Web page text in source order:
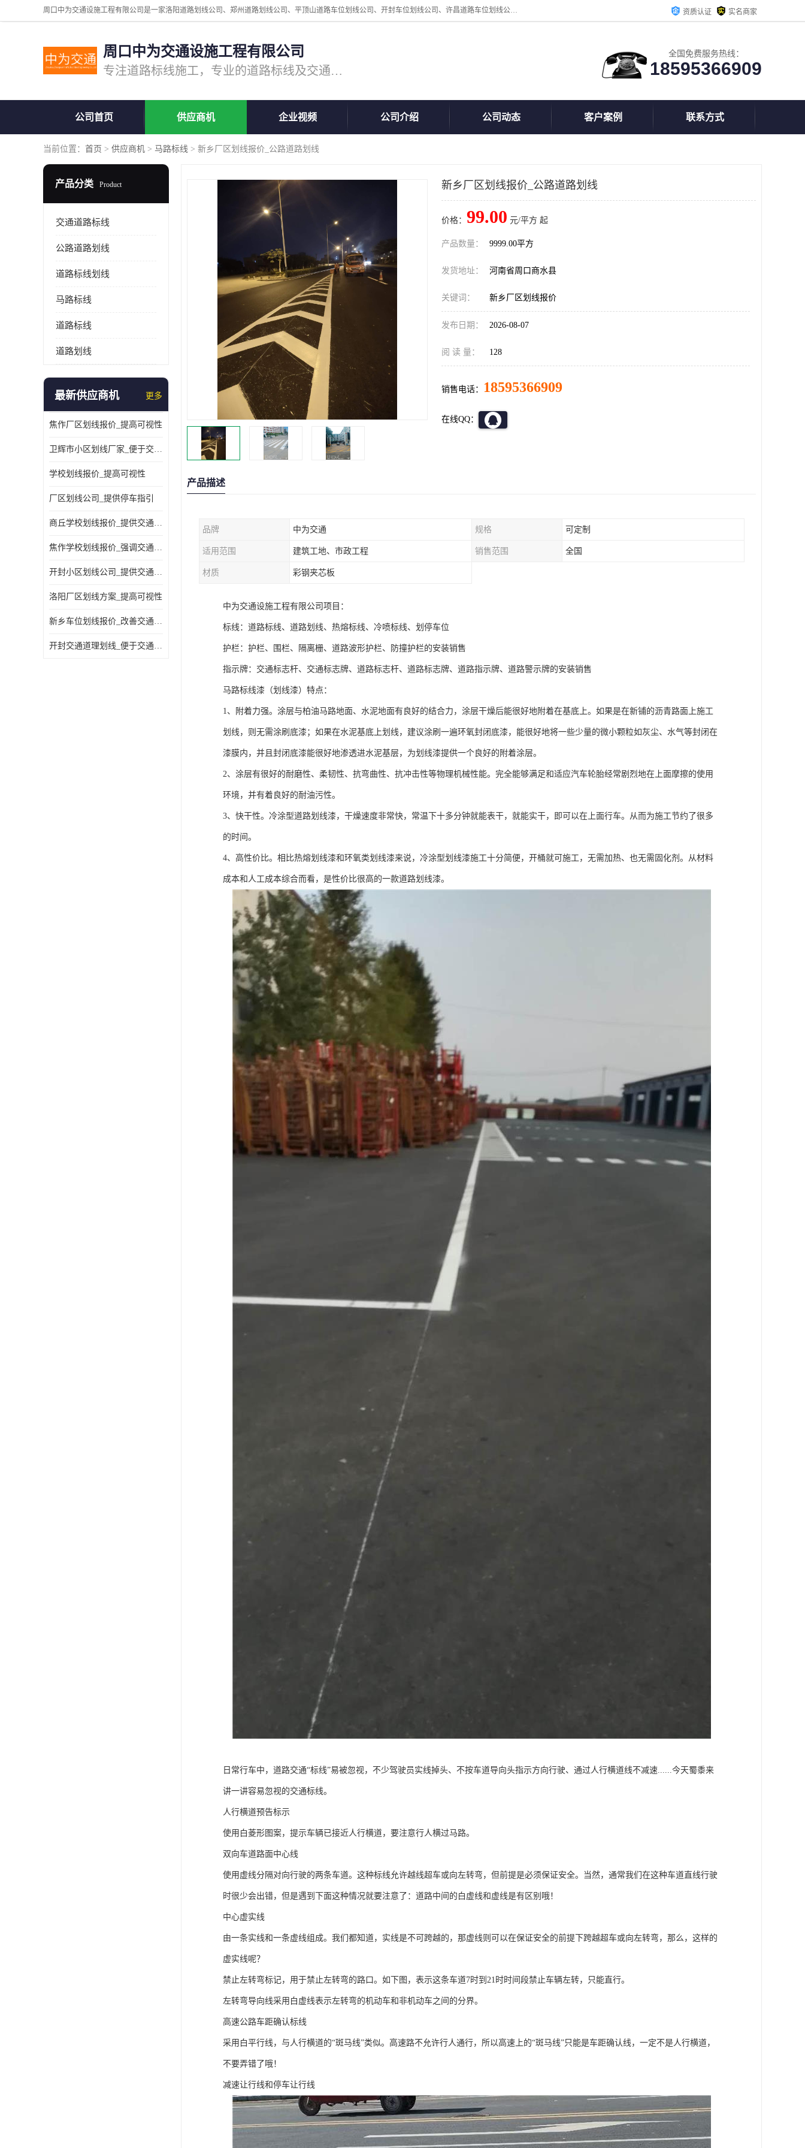
周口中为交通设施工程有限公司是一家洛阳道路划线公司、郑州道路划线公司、平顶山道路车位划线公司、开封车位划线公司、许昌道路车位划线公司、漯河道路车位划线公司，公司始终坚持“诚信、匠心、专注”的宗旨；我们的经营理念是：的服务。 资质认证 实名商家
周口中为交通设施工程有限公司
专注道路标线施工，专业的道路标线及交通设施施工服务商!
全国免费服务热线：
18595366909
公司首页 供应商机 企业视频 公司介绍 公司动态 客户案例 联系方式
当前位置： 首页 > 供应商机 > 马路标线 > 新乡厂区划线报价_公路道路划线
产品分类 Product
交通道路标线
公路道路划线
道路标线划线
马路标线
道路标线
道路划线
最新供应商机 更多
焦作厂区划线报价_提高可视性
卫辉市小区划线厂家_便于交通管理
学校划线报价_提高可视性
厂区划线公司_提供停车指引
商丘学校划线报价_提供交通信息
焦作学校划线报价_强调交通规则
开封小区划线公司_提供交通信息
洛阳厂区划线方案_提高可视性
新乡车位划线报价_改善交通效率
开封交通道理划线_便于交通管理
新乡厂区划线报价_公路道路划线
价格： 99.00 元/平方 起
产品数量： 9999.00平方
发货地址： 河南省周口商水县
关键词： 新乡厂区划线报价
发布日期： 2026-08-07
阅 读 量： 128
销售电话： 18595366909
在线QQ：
产品描述
品牌 中为交通 规格 可定制
适用范围 建筑工地、市政工程 销售范围 全国
材质 彩钢夹芯板
中为交通设施工程有限公司项目：
标线：道路标线、道路划线、热熔标线、冷喷标线、划停车位
护栏：护栏、围栏、隔离栅、道路波形护栏、防撞护栏的安装销售
指示牌：交通标志杆、交通标志牌、道路标志杆、道路标志牌、道路指示牌、道路警示牌的安装销售
马路标线漆（划线漆）特点：
1、附着力强。涂层与柏油马路地面、水泥地面有良好的结合力，涂层干燥后能很好地附着在基底上。如果是在新铺的沥青路面上施工
划线，则无需涂刷底漆；如果在水泥基底上划线，建议涂刷一遍环氧封闭底漆，能很好地将一些少量的微小颗粒如灰尘、水气等封闭在
漆膜内，并且封闭底漆能很好地渗透进水泥基层，为划线漆提供一个良好的附着涂层。
2、涂层有很好的耐磨性、柔韧性、抗弯曲性、抗冲击性等物理机械性能。完全能够满足和适应汽车轮胎经常剧烈地在上面摩擦的使用
环境，并有着良好的耐油污性。
3、快干性。冷涂型道路划线漆，干燥速度非常快，常温下十多分钟就能表干，就能实干，即可以在上面行车。从而为施工节约了很多
的时间。
4、高性价比。相比热熔划线漆和环氧类划线漆来说，冷涂型划线漆施工十分简便，开桶就可施工，无需加热、也无需固化剂。从材料
成本和人工成本综合而看，是性价比很高的一款道路划线漆。
日常行车中，道路交通“标线”易被忽视，不少驾驶员实线掉头、不按车道导向头指示方向行驶、通过人行横道线不减速......今天蜀黍来
讲一讲容易忽视的交通标线。
人行横道预告标示
使用白菱形图案，提示车辆已接近人行横道，要注意行人横过马路。
双向车道路面中心线
使用虚线分隔对向行驶的两条车道。这种标线允许越线超车或向左转弯，但前提是必须保证安全。当然，通常我们在这种车道直线行驶
时很少会出错，但是遇到下面这种情况就要注意了：道路中间的白虚线和虚线是有区别哦！
中心虚实线
由一条实线和一条虚线组成。我们都知道，实线是不可跨越的，那虚线则可以在保证安全的前提下跨越超车或向左转弯，那么，这样的
虚实线呢？
禁止左转弯标记，用于禁止左转弯的路口。如下图，表示这条车道7时到21时时间段禁止车辆左转，只能直行。
左转弯导向线采用白虚线表示左转弯的机动车和非机动车之间的分界。
高速公路车距确认标线
采用白平行线，与人行横道的“斑马线”类似。高速路不允许行人通行，所以高速上的“斑马线”只能是车距确认线，一定不是人行横道，
不要弄错了哦！
减速让行线和停车让行线